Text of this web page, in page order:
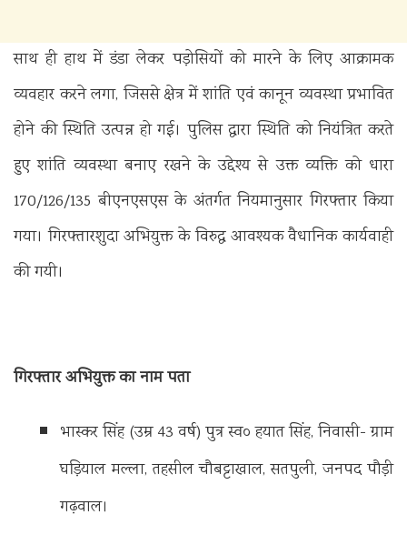
साथ ही हाथ में डंडा लेकर पड़ोसियों को मारने के लिए आक्रामक
व्यवहार करने लगा, जिससे क्षेत्र में शांति एवं कानून व्यवस्था प्रभावित
होने की स्थिति उत्पन्न हो गई। पुलिस द्वारा स्थिति को नियंत्रित करते
हुए शांति व्यवस्था बनाए रखने के उद्देश्य से उक्त व्यक्ति को धारा
170/126/135 बीएनएसएस के अंतर्गत नियमानुसार गिरफ्तार किया
गया। गिरफ्तारशुदा अभियुक्त के विरुद्ध आवश्यक वैधानिक कार्यवाही
की गयी।
गिरफ्तार अभियुक्त का नाम पता
भास्कर सिंह (उम्र 43 वर्ष) पुत्र स्व० हयात सिंह, निवासी- ग्राम
घड़ियाल मल्ला, तहसील चौबट्टाखाल, सतपुली, जनपद पौड़ी
गढ़वाल।